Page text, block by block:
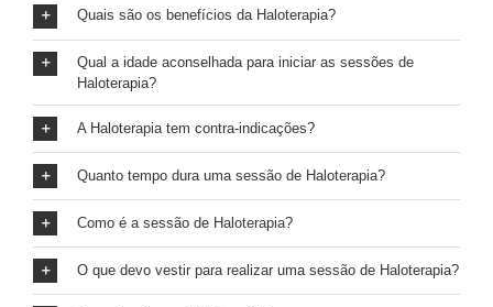
Quais são os benefícios da Haloterapia?
Qual a idade aconselhada para iniciar as sessões de
Haloterapia?
A Haloterapia tem contra-indicações?
Quanto tempo dura uma sessão de Haloterapia?
Como é a sessão de Haloterapia?
O que devo vestir para realizar uma sessão de Haloterapia?